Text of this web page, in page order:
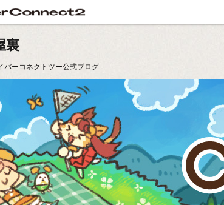
裏
バーコネクトツー公式ブログ